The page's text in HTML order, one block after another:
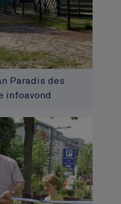
Paradis des
infoavond